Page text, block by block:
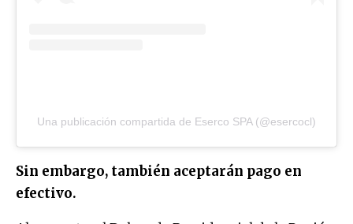
Una publicación compartida de Eserco SPA (@esercocl)
Sin embargo, también aceptarán pago en
efectivo.